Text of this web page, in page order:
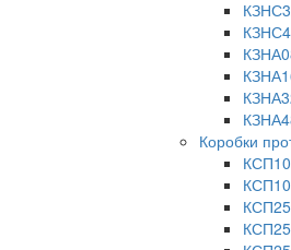
Коробки